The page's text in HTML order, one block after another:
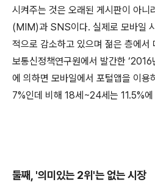
시켜주는 것은 오래된 게시판이 아니
(MIM)과 SNS이다. 실제로 모바일
적으로 감소하고 있으며 젊은 층에서
보통신정책연구원에서 발간한 ‘2016
에 의하면 모바일에서 포털앱을 이용
7%인데 비해 18세~24세는 11.5%에
둘째, '의미있는 2위'는 없는 시장